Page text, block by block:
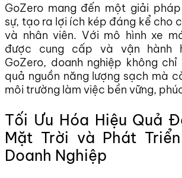
GoZero mang đến một giải pháp
sự, tạo ra lợi ích kép đáng kể cho
và nhân viên. Với mô hình xe
được cung cấp và vận hành
GoZero, doanh nghiệp không
quả nguồn năng lượng sạch mà
môi trường làm việc bền vững,
Tối Ưu Hóa Hiệu Quả
Mặt Trời và Phát
Doanh Nghiệp